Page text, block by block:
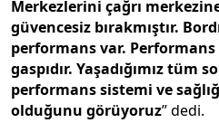
Merkezlerini çağrı
güvencesiz bırakmıştır.
performans var. Performans
gaspıdır. Yaşadığımız tüm
performans sistemi ve
olduğunu görüyoruz” dedi.